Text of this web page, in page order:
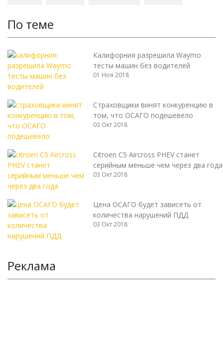
По теме
Калифорния разрешила Waymo
тесты машин без водителей
01 Ноя 2018
Страховщики винят конкуренцию в
том, что ОСАГО подешевело
03 Окт 2018
Citroen C5 Aircross PHEV станет
серийным меньше чем через два года
03 Окт 2018
Цена ОСАГО будет зависеть от
количества нарушений ПДД
03 Окт 2018
Реклама